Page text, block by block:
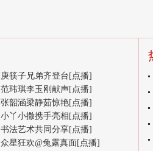
筷子兄弟齐登台[点播]
玮琪李玉刚献声[点播]
韶涵梁静茹惊艳[点播]
丫小撒携手亮相[点播]
法艺术共同分享[点播]
星狂欢@兔露真面[点播]